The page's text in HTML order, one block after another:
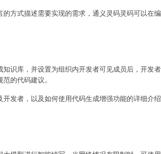
方式描述需要实现的需求，通义灵码灵码可以在
知识库，并设置为组织内开发者可见成员后，开
的代码建议。
发者，以及如何使用代码生成增强功能的详细介绍